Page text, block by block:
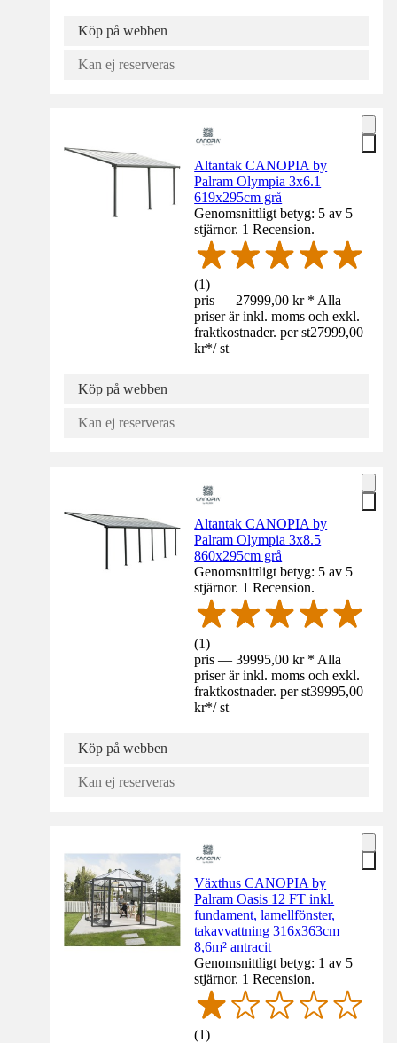
Köp på webben
Kan ej reserveras
Altantak CANOPIA by
Palram Olympia 3x6.1
619x295cm grå
Genomsnittligt betyg: 5 av 5
stjärnor. 1 Recension.
(1)
pris — 27999,00 kr * Alla
priser är inkl. moms och exkl.
fraktkostnader. per st27999,00
kr*/ st
Köp på webben
Kan ej reserveras
Altantak CANOPIA by
Palram Olympia 3x8.5
860x295cm grå
Genomsnittligt betyg: 5 av 5
stjärnor. 1 Recension.
(1)
pris — 39995,00 kr * Alla
priser är inkl. moms och exkl.
fraktkostnader. per st39995,00
kr*/ st
Köp på webben
Kan ej reserveras
Växthus CANOPIA by
Palram Oasis 12 FT inkl.
fundament, lamellfönster,
takavvattning 316x363cm
8,6m² antracit
Genomsnittligt betyg: 1 av 5
stjärnor. 1 Recension.
(1)